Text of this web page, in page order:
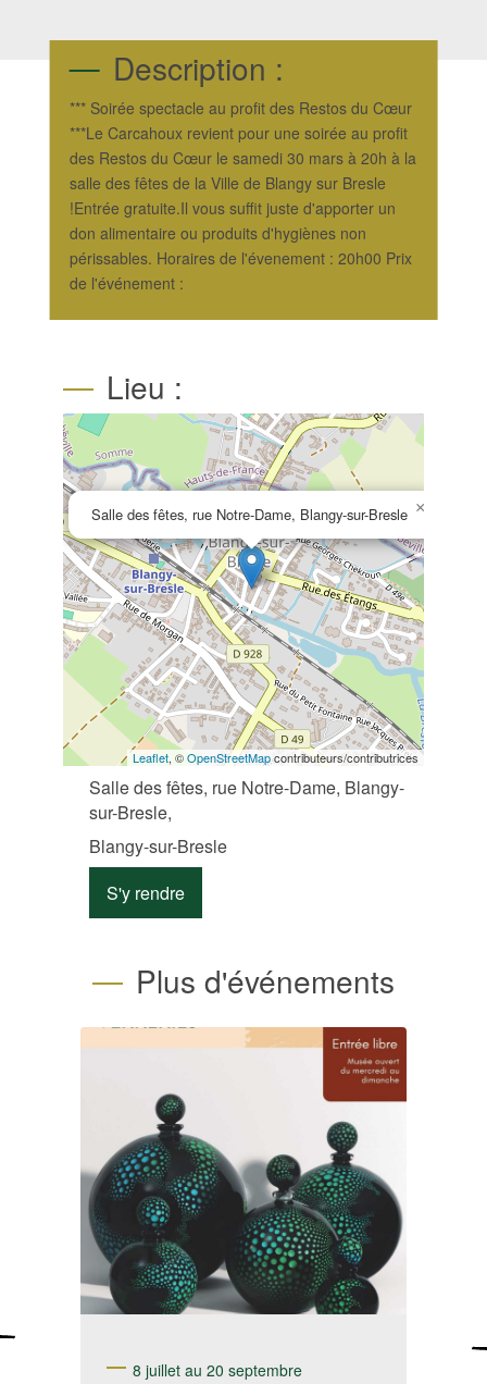
Description :
*** Soirée spectacle au profit des Restos du Cœur
***Le Carcahoux revient pour une soirée au profit
des Restos du Cœur le samedi 30 mars à 20h à la
salle des fêtes de la Ville de Blangy sur Bresle
!Entrée gratuite.Il vous suffit juste d'apporter un
don alimentaire ou produits d'hygiènes non
périssables. Horaires de l'évenement : 20h00 Prix
de l'événement :
Lieu :
Salle des fêtes, rue Notre-Dame, Blangy-sur-Bresle ×
Leaflet, ©OpenStreetMapcontributeurs/contributrices
Salle des fêtes, rue Notre-Dame, Blangy-
sur-Bresle,
Blangy-sur-Bresle
S'y rendre
Plus d'événements
8 juillet au 20 septembre